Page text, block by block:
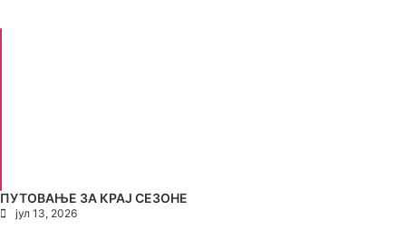
ПУТОВАЊЕ ЗА КРАЈ СЕЗОНЕ
јул 13, 2026